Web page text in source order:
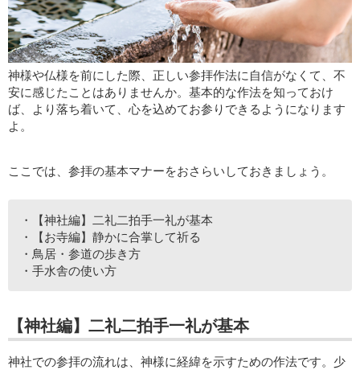
神様や仏様を前にした際、正しい参拝作法に自信がなくて、不
安に感じたことはありませんか。基本的な作法を知っておけ
ば、より落ち着いて、心を込めてお参りできるようになります
よ。
ここでは、参拝の基本マナーをおさらいしておきましょう。
・【神社編】二礼二拍手一礼が基本
・【お寺編】静かに合掌して祈る
・鳥居・参道の歩き方
・手水舎の使い方
【神社編】二礼二拍手一礼が基本
神社での参拝の流れは、神様に経緯を示すための作法です。少